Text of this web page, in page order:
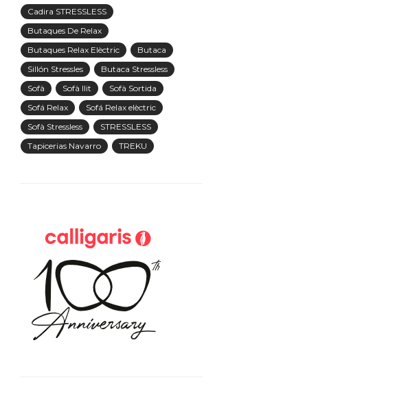
Cadira STRESSLESS
Butaques De Relax
Butaques Relax Elèctric
Butaca
Sillón Stressles
Butaca Stressless
Sofà
Sofà llit
Sofà Sortida
Sofá Relax
Sofá Relax elèctric
Sofà Stressless
STRESSLESS
Tapicerias Navarro
TREKU